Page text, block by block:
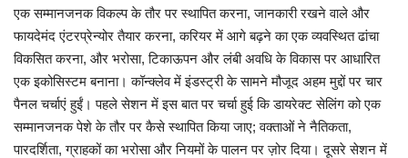
एक सम्मानजनक विकल्प के तौर पर स्थापित करना, जानकारी रखने वाले और
फायदेमंद एंटरप्रेन्योर तैयार करना, करियर में आगे बढ़ने का एक व्यवस्थित ढांचा
विकसित करना, और भरोसा, टिकाऊपन और लंबी अवधि के विकास पर आधारित
एक इकोसिस्टम बनाना। कॉन्क्लेव में इंडस्ट्री के सामने मौजूद अहम मुद्दों पर चार
पैनल चर्चाएं हुईं। पहले सेशन में इस बात पर चर्चा हुई कि डायरेक्ट सेलिंग को एक
सम्मानजनक पेशे के तौर पर कैसे स्थापित किया जाए; वक्ताओं ने नैतिकता,
पारदर्शिता, ग्राहकों का भरोसा और नियमों के पालन पर ज़ोर दिया। दूसरे सेशन में